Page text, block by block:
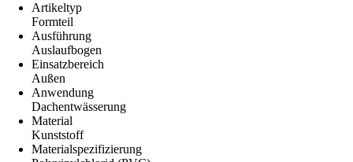
Artikeltyp
Formteil
Ausführung
Auslaufbogen
Einsatzbereich
Außen
Anwendung
Dachentwässerung
Material
Kunststoff
Materialspezifizierung